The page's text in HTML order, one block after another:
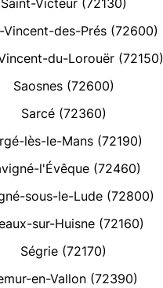
Vincent-des-Prés (72600)
du-Lorouër (72150)
Saosnes (72600)
Sarcé (72360)
lès-le-Mans (72190)
l'Évêque (72460)
sous-le-Lude (72800)
sur-Huisne (72160)
Ségrie (72170)
en-Vallon (72390)